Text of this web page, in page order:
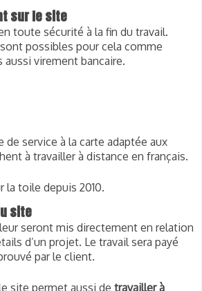
sur le site
toute sécurité à la fin du travail.
possibles pour cela comme
aussi virement bancaire.
service à la carte adaptée aux
à travailler à distance en français.
la toile depuis 2010.
site
seront mis directement en relation
d’un projet. Le travail sera payé
par le client.
site permet aussi de travailler à